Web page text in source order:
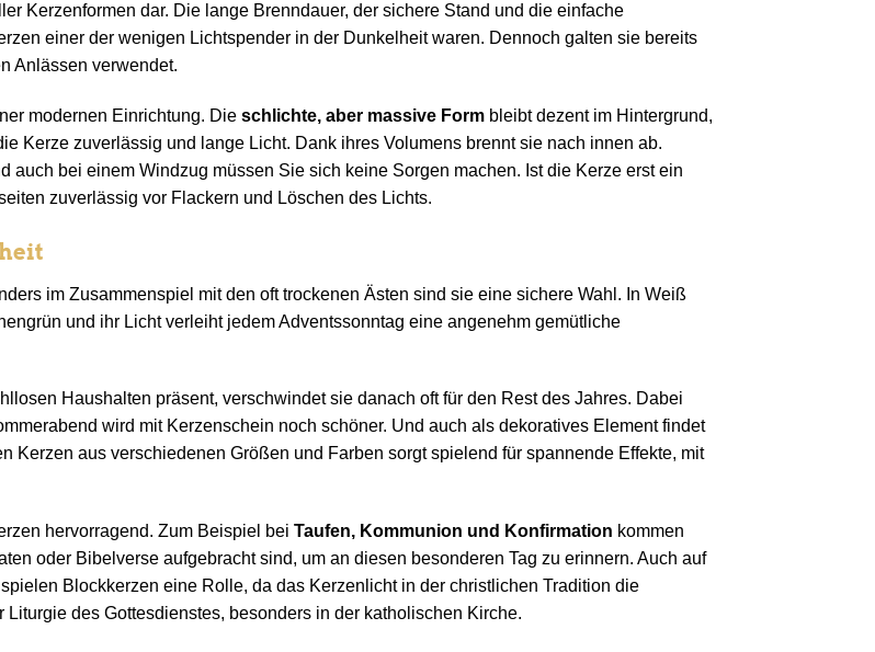
Kerzenformen dar. Die lange Brenndauer, der sichere Stand und die einfache
einer der wenigen Lichtspender in der Dunkelheit waren. Dennoch galten sie bereits
Anlässen verwendet.
modernen Einrichtung. Die schlichte, aber massive Form bleibt dezent im Hintergrund,
Kerze zuverlässig und lange Licht. Dank ihres Volumens brennt sie nach innen ab.
auch bei einem Windzug müssen Sie sich keine Sorgen machen. Ist die Kerze erst ein
zuverlässig vor Flackern und Löschen des Lichts.
im Zusammenspiel mit den oft trockenen Ästen sind sie eine sichere Wahl. In Weiß
und ihr Licht verleiht jedem Adventssonntag eine angenehm gemütliche
Haushalten präsent, verschwindet sie danach oft für den Rest des Jahres. Dabei
wird mit Kerzenschein noch schöner. Und auch als dekoratives Element findet
Kerzen aus verschiedenen Größen und Farben sorgt spielend für spannende Effekte, mit
hervorragend. Zum Beispiel bei Taufen, Kommunion und Konfirmation kommen
oder Bibelverse aufgebracht sind, um an diesen besonderen Tag zu erinnern. Auch auf
Blockkerzen eine Rolle, da das Kerzenlicht in der christlichen Tradition die
des Gottesdienstes, besonders in der katholischen Kirche.